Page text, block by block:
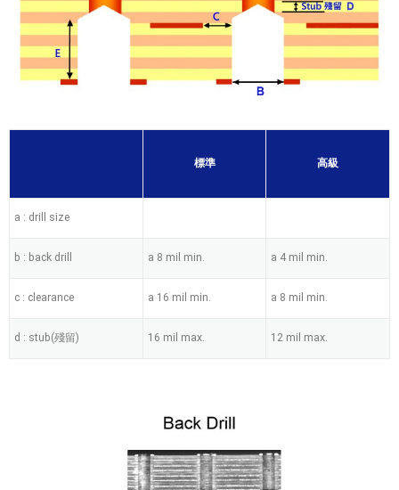
標準 高級
a : drill size
b : back drill a 8 mil min. a 4 mil min.
c : clearance a 16 mil min. a 8 mil min.
d : stub(殘留) 16 mil max. 12 mil max.